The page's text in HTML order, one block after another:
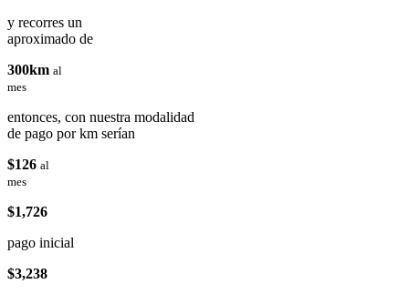
y recorres un
aproximado de
300km al
mes
entonces, con nuestra modalidad
de pago por km serían
$126 al
mes
$1,726
pago inicial
$3,238